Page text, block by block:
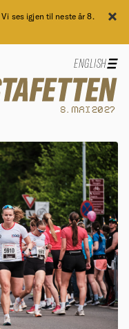
ses igjen til neste år 8.
8. MAI 2027
ENGLISH